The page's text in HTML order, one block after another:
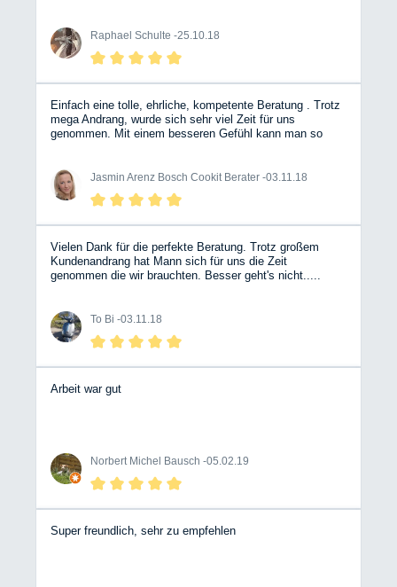
hat sich gezeigt, das die Kollegen ihr Handwerk
verstehen, da sie schon eine Idee hatte wo es her
kommt. EIne verbogene Trittstufe wurde gerichtet, das
Raphael Schulte -25.10.18
Einfach eine tolle, ehrliche, kompetente Beratung . Trotz
mega Andrang, wurde sich sehr viel Zeit für uns
genommen. Mit einem besseren Gefühl kann man so
Jasmin Arenz Bosch Cookit Berater -03.11.18
Vielen Dank für die perfekte Beratung. Trotz großem
Kundenandrang hat Mann sich für uns die Zeit
genommen die wir brauchten. Besser geht's nicht.....
To Bi -03.11.18
Arbeit war gut
Norbert Michel Bausch -05.02.19
Super freundlich, sehr zu empfehlen